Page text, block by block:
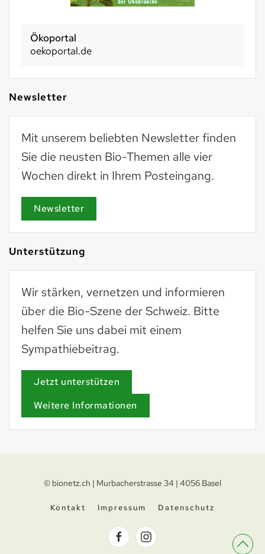
Ökoportal
oekoportal.de
Newsletter
Mit unserem beliebten Newsletter finden
Sie die neusten Bio-Themen alle vier
Wochen direkt in Ihrem Posteingang.
Newsletter
Unterstützung
Wir stärken, vernetzen und informieren
über die Bio-Szene der Schweiz. Bitte
helfen Sie uns dabei mit einem
Sympathiebeitrag.
Jetzt unterstützen
Weitere Informationen
© bionetz.ch | Murbacherstrasse 34 | 4056 Basel
Kontakt Impressum Datenschutz